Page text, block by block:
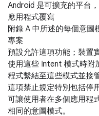
Android 是可擴充的平台
應用程式覆寫
附錄 A 中所述的每個意圖
專案
預設允許這項功能；裝置
使用這些 Intent 模式時附
程式繫結至這些模式並接
這項禁止規定特別包括停
可讓使用者在多個應用程
相同的意圖模式。